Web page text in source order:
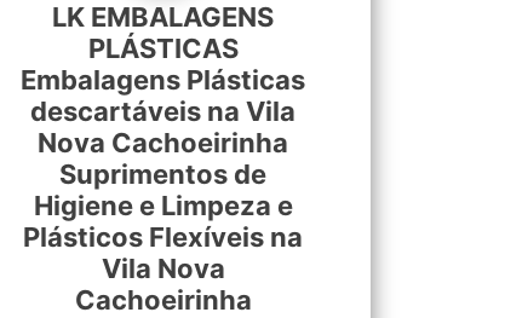
LK EMBALAGENS
PLÁSTICAS
Embalagens Plásticas
descartáveis na Vila
Nova Cachoeirinha
Suprimentos de
Higiene e Limpeza e
Plásticos Flexíveis na
Vila Nova
Cachoeirinha